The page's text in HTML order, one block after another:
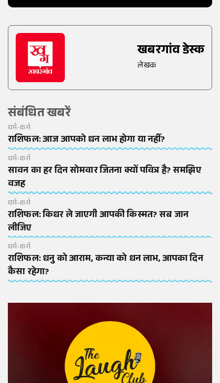
खबरगांव डेस्क
लेखक
संबंधित खबरें
धर्म-कर्म
राशिफल: आज आपको धन लाभ होगा या नहीं?
धर्म-कर्म
सावन का हर दिन सोमवार जितना क्यों पवित्र है? समझिए
वजह
धर्म-कर्म
राशिफल: किधर ले जाएगी आपकी किस्मत? सब जान
लीजिए
धर्म-कर्म
राशिफल: धनु को आराम, कन्या को धन लाभ, आपका दिन
कैसा रहेगा?